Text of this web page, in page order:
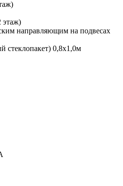
этаж)
направляющим на подвесах
стеклопакет) 0,8х1,0м